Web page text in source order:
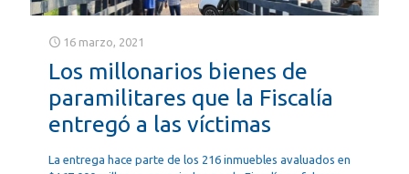
16 marzo, 2021
Los millonarios bienes de
paramilitares que la Fiscalía
entregó a las víctimas
La entrega hace parte de los 216 inmuebles avaluados en